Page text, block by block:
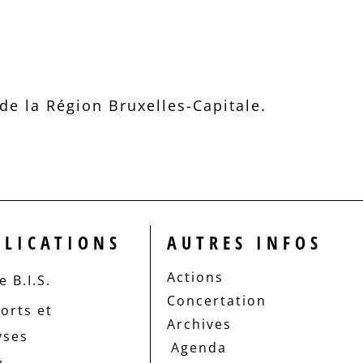
la Région Bruxelles-Capitale.
B.I.S.
et
AUTRES INFOS
Actions
Concertation
Archives
Agenda